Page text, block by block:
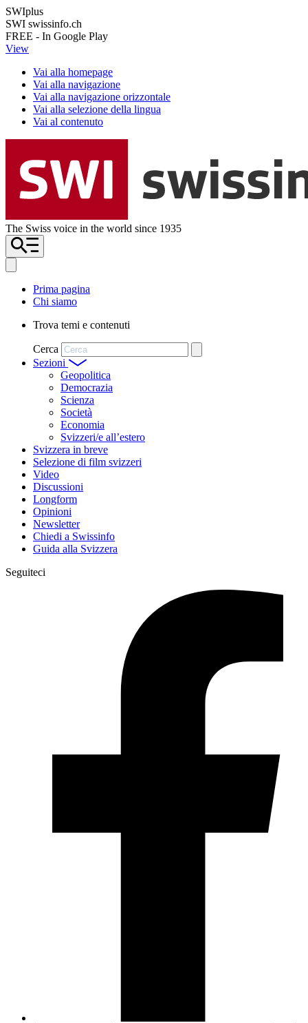
SWIplus
SWI swissinfo.ch
FREE - In Google Play
View
Vai alla homepage
Vai alla navigazione
Vai alla navigazione orizzontale
Vai alla selezione della lingua
Vai al contenuto
The Swiss voice in the world since 1935
Prima pagina
Chi siamo
Trova temi e contenuti
Cerca
Sezioni
Geopolitica
Democrazia
Scienza
Società
Economia
Svizzeri/e all’estero
Svizzera in breve
Selezione di film svizzeri
Video
Discussioni
Longform
Opinioni
Newsletter
Chiedi a Swissinfo
Guida alla Svizzera
Seguiteci